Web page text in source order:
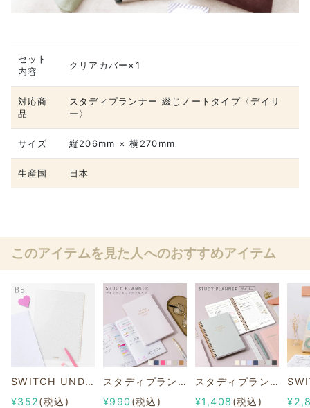
セット
内容
クリアカバー×1
対応商
品
スタディプランナー 綴じノートタイプ〈デイリ
ー〉
サイズ 縦206mm × 横270mm
生産国 日本
このアイテムを見た人へのおすすめアイテム
SWITCH UNDER SHEET B5【下敷き】
¥352(税込)
スタディプランナー とじノートタイプ ＜DAILY＞
¥990 (税込)
スタディプランナー ＜デイリー＞
¥1,408 (税込)